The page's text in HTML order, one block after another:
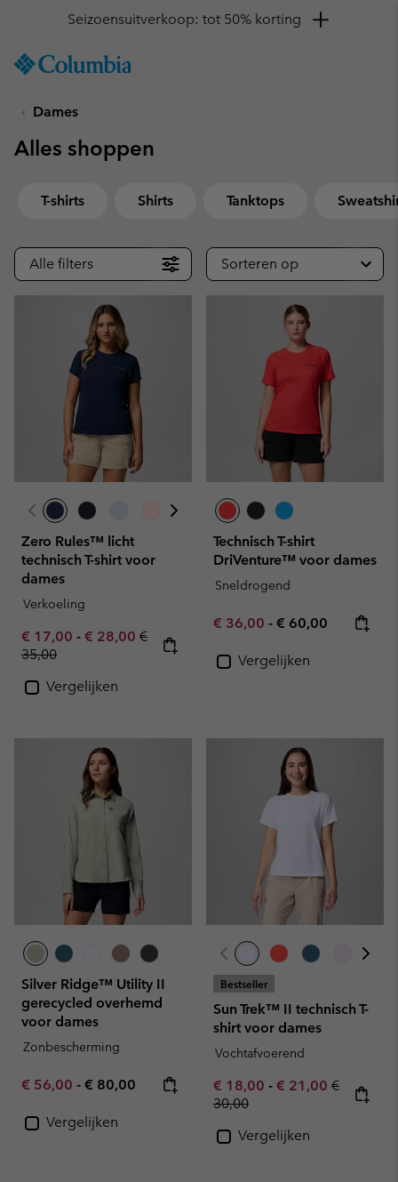
TO
SKIP
MAIN
SKIP
Krijg 10% korting
Dames
Alles shoppen
T-shirts Shirts Tanktops
Alle filters Sorteren op
Zero Rules™ licht
technisch T-shirt voor
dames
Verkoeling
Minimum sale price:
€ 17,00 - Maximum sale price:
€ 28,00 Regular price:
€
35,00
Vergelijken
Technisch T-shirt
DriVenture™ voor dames
Sneldrogend
Minimum sale price:
€ 36,00 - Maximum price:
€ 60,00
Vergelijken
Silver Ridge™ Utility II
gerecycled overhemd
voor dames
Zonbescherming
Minimum sale price:
€ 56,00 - Maximum price:
€ 80,00
Vergelijken
Bestseller
Sun Trek™ II technisch T-
shirt voor dames
Vochtafvoerend
Minimum sale price:
€ 18,00 - Maximum sale
€ 21,00 Regular
€
30,00
Vergelijken